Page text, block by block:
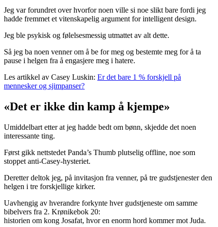
Jeg var forundret over hvorfor noen ville si noe slikt bare fordi jeg
hadde fremmet et vitenskapelig argument for intelligent design.
Jeg ble psykisk og følelsesmessig utmattet av alt dette.
Så jeg ba noen venner om å be for meg og bestemte meg for å ta
pause i helgen fra å engasjere meg i hatere.
Les artikkel av Casey Luskin: Er det bare 1 % forskjell på
mennesker og sjimpanser?
«Det er ikke din kamp å kjempe»
Umiddelbart etter at jeg hadde bedt om bønn, skjedde det noen
interessante ting.
Først gikk nettstedet Panda’s Thumb plutselig offline, noe som
stoppet anti-Casey-hysteriet.
Deretter deltok jeg, på invitasjon fra venner, på tre gudstjenester den
helgen i tre forskjellige kirker.
Uavhengig av hverandre forkynte hver gudstjeneste om samme
bibelvers fra 2. Krønikebok 20:
historien om kong Josafat, hvor en enorm hord kommer mot Juda.